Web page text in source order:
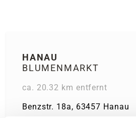
HANAU
BLUMENMARKT
ca. 20.32 km entfernt
Benzstr. 18a, 63457 Hanau